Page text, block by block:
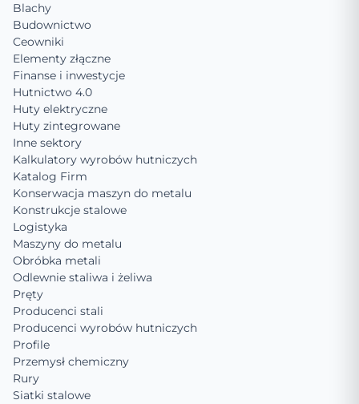
Blachy
Budownictwo
Ceowniki
Elementy złączne
Finanse i inwestycje
Hutnictwo 4.0
Huty elektryczne
Huty zintegrowane
Inne sektory
Kalkulatory wyrobów hutniczych
Katalog Firm
Konserwacja maszyn do metalu
Konstrukcje stalowe
Logistyka
Maszyny do metalu
Obróbka metali
Odlewnie staliwa i żeliwa
Pręty
Producenci stali
Producenci wyrobów hutniczych
Profile
Przemysł chemiczny
Rury
Siatki stalowe